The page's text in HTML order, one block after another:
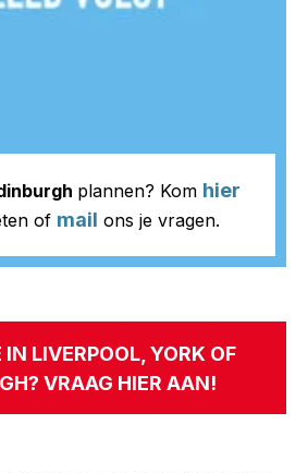
plannen? Kom hier
of mail ons je vragen.
IN LIVERPOOL, YORK OF
VRAAG HIER AAN!